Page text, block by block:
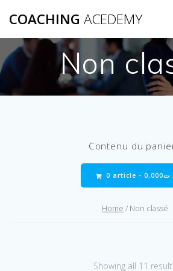
au
COACHING ACEDEMY
Non
Contenu du
0 article - 0,000
Home / Non classé
Showing all 11